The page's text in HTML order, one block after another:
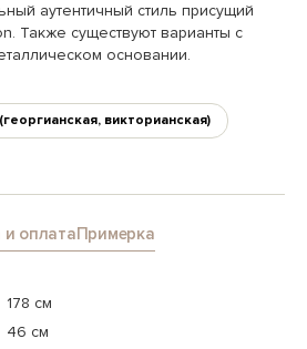
аутентичный стиль присущий
Также существуют варианты с
основании.
викторианская)
и оплатаПримерка
178 см
46 см